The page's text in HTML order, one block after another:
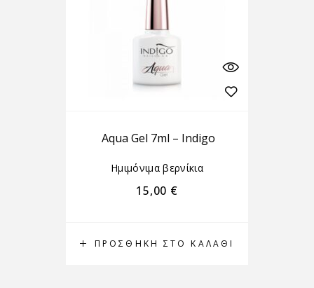
ΠΡΟΣΘΉΚΗ ΣΤΟ ΚΑΛΆΘΙ
Aqua Gel 7ml – Indigo
Ημιμόνιμα βερνίκια
15,00 €